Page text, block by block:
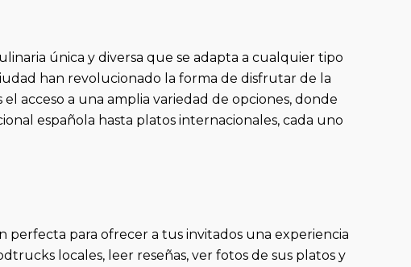
única y diversa que se adapta a cualquier tipo
han revolucionado la forma de disfrutar de la
acceso a una amplia variedad de opciones, donde
española hasta platos internacionales, cada uno
perfecta para ofrecer a tus invitados una experiencia
locales, leer reseñas, ver fotos de sus platos y